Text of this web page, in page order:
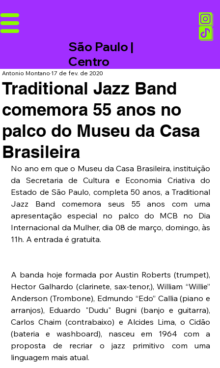
São Paulo |
Centro
Traditional Jazz Band
comemora 55 anos no
palco do Museu da Casa
Brasileira
Antonio Montano17 de fev. de 2020
No ano em que o Museu da Casa Brasileira, instituição
da Secretaria de Cultura e Economia Criativa do
Estado de São Paulo, completa 50 anos, a Traditional
Jazz Band comemora seus 55 anos com uma
apresentação especial no palco do MCB no Dia
Internacional da Mulher, dia 08 de março, domingo, às
11h. A entrada é gratuita.
A banda hoje formada por Austin Roberts (trumpet),
Hector Galhardo (clarinete, sax-tenor,), William “Willie”
Anderson (Trombone), Edmundo “Edo” Callia (piano e
arranjos), Eduardo "Dudu" Bugni (banjo e guitarra),
Carlos Chaim (contrabaixo) e Alcides Lima, o Cidão
(bateria e washboard), nasceu em 1964 com a
proposta de recriar o jazz primitivo com uma
linguagem mais atual.